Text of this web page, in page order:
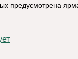
предусмотрена